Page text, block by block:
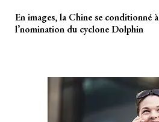
En images, la Chine se conditionné à
l’nomination du cyclone Dolphin